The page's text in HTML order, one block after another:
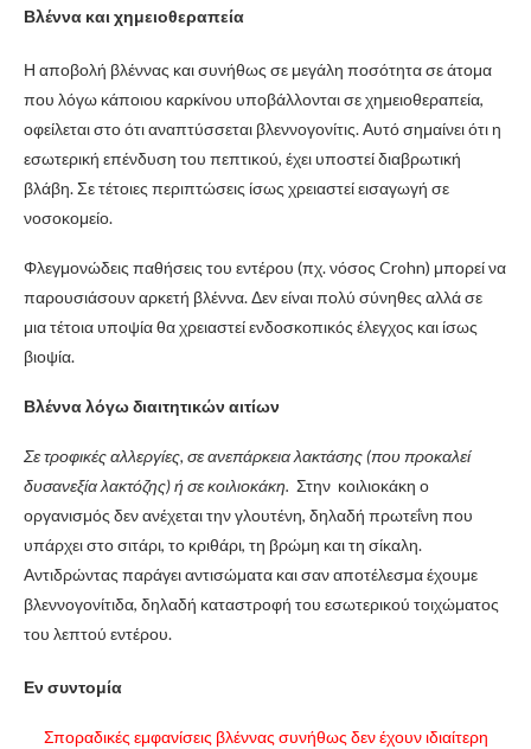
Βλέννα και χημειοθεραπεία
Η αποβολή βλέννας και συνήθως σε μεγάλη ποσότητα σε άτομα
που λόγω κάποιου καρκίνου υποβάλλονται σε χημειοθεραπεία,
οφείλεται στο ότι αναπτύσσεται βλεννογονίτις. Αυτό σημαίνει ότι η
εσωτερική επένδυση του πεπτικού, έχει υποστεί διαβρωτική
βλάβη. Σε τέτοιες περιπτώσεις ίσως χρειαστεί εισαγωγή σε
νοσοκομείο.
Φλεγμονώδεις παθήσεις του εντέρου (πχ. νόσος Crohn) μπορεί να
παρουσιάσουν αρκετή βλέννα. Δεν είναι πολύ σύνηθες αλλά σε
μια τέτοια υποψία θα χρειαστεί ενδοσκοπικός έλεγχος και ίσως
βιοψία.
Βλέννα λόγω διαιτητικών αιτίων
Σε τροφικές αλλεργίες, σε ανεπάρκεια λακτάσης (που προκαλεί
δυσανεξία λακτόζης) ή σε κοιλιοκάκη. Στην κοιλιοκάκη ο
οργανισμός δεν ανέχεται την γλουτένη, δηλαδή πρωτεΐνη που
υπάρχει στο σιτάρι, το κριθάρι, τη βρώμη και τη σίκαλη.
Αντιδρώντας παράγει αντισώματα και σαν αποτέλεσμα έχουμε
βλεννογονίτιδα, δηλαδή καταστροφή του εσωτερικού τοιχώματος
του λεπτού εντέρου.
Εν συντομία
Σποραδικές εμφανίσεις βλέννας συνήθως δεν έχουν ιδιαίτερη